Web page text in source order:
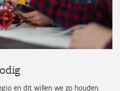
en dit willen we zo houden.